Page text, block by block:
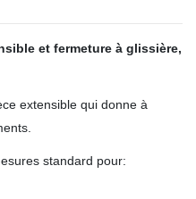
et fermeture à glissière,
extensible qui donne à
standard pour: